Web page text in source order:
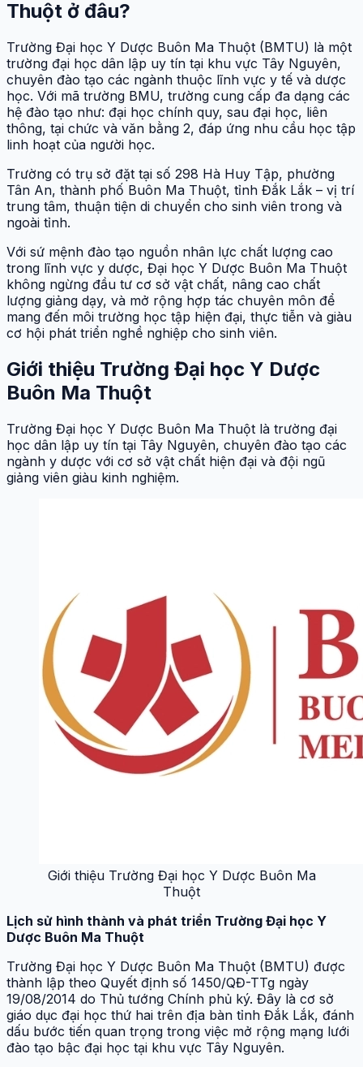
Thuột ở đâu?
Trường Đại học Y Dược Buôn Ma Thuột (BMTU) là một
trường đại học dân lập uy tín tại khu vực Tây Nguyên,
chuyên đào tạo các ngành thuộc lĩnh vực y tế và dược
học. Với mã trường BMU, trường cung cấp đa dạng các
hệ đào tạo như: đại học chính quy, sau đại học, liên
thông, tại chức và văn bằng 2, đáp ứng nhu cầu học tập
linh hoạt của người học.
Trường có trụ sở đặt tại số 298 Hà Huy Tập, phường
Tân An, thành phố Buôn Ma Thuột, tỉnh Đắk Lắk – vị trí
trung tâm, thuận tiện di chuyển cho sinh viên trong và
ngoài tỉnh.
Với sứ mệnh đào tạo nguồn nhân lực chất lượng cao
trong lĩnh vực y dược, Đại học Y Dược Buôn Ma Thuột
không ngừng đầu tư cơ sở vật chất, nâng cao chất
lượng giảng dạy, và mở rộng hợp tác chuyên môn để
mang đến môi trường học tập hiện đại, thực tiễn và giàu
cơ hội phát triển nghề nghiệp cho sinh viên.
Giới thiệu Trường Đại học Y Dược
Buôn Ma Thuột
Trường Đại học Y Dược Buôn Ma Thuột là trường đại
học dân lập uy tín tại Tây Nguyên, chuyên đào tạo các
ngành y dược với cơ sở vật chất hiện đại và đội ngũ
giảng viên giàu kinh nghiệm.
Giới thiệu Trường Đại học Y Dược Buôn Ma
Thuột
Lịch sử hình thành và phát triển Trường Đại học Y
Dược Buôn Ma Thuột
Trường Đại học Y Dược Buôn Ma Thuột (BMTU) được
thành lập theo Quyết định số 1450/QĐ-TTg ngày
19/08/2014 do Thủ tướng Chính phủ ký. Đây là cơ sở
giáo dục đại học thứ hai trên địa bàn tỉnh Đắk Lắk, đánh
dấu bước tiến quan trọng trong việc mở rộng mạng lưới
đào tạo bậc đại học tại khu vực Tây Nguyên.